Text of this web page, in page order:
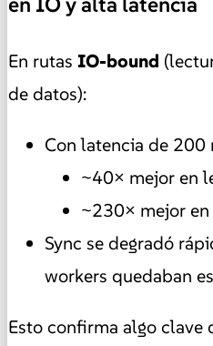
En rutas IO-bound
de datos):
Con latencia de 200
~40× mejor en
~230× mejor
Sync se degradó
workers quedaban
Esto confirma algo clave